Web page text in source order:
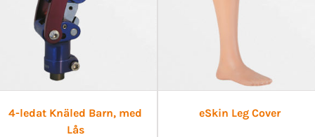
4-ledat Knäled Barn, med
Lås
eSkin Leg Cover